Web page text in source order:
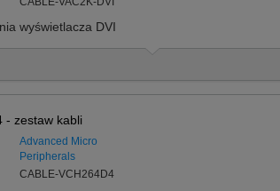
wyświetlacza DVI
- zestaw kabli
Advanced Micro
Peripherals
CABLE-VCH264D4